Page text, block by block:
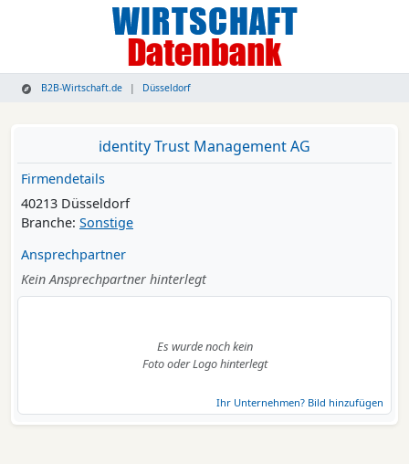
B2B-Wirtschaft.de Düsseldorf
identity Trust Management AG
Firmendetails
40213 Düsseldorf
Branche: Sonstige
Ansprechpartner
Kein Ansprechpartner hinterlegt
Es wurde noch kein
Foto oder Logo hinterlegt
Ihr Unternehmen? Bild hinzufügen